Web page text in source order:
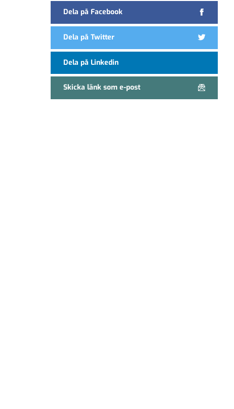
Dela på Facebook
Dela på Twitter
Dela på Linkedin
Skicka länk som e-post